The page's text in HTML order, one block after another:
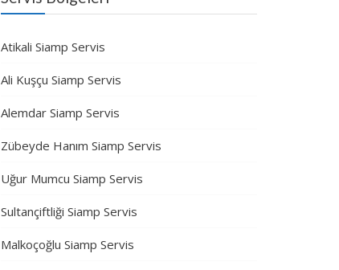
Atikali Siamp Servis
Ali Kuşçu Siamp Servis
Alemdar Siamp Servis
Zübeyde Hanım Siamp Servis
Uğur Mumcu Siamp Servis
Sultançiftliği Siamp Servis
Malkoçoğlu Siamp Servis